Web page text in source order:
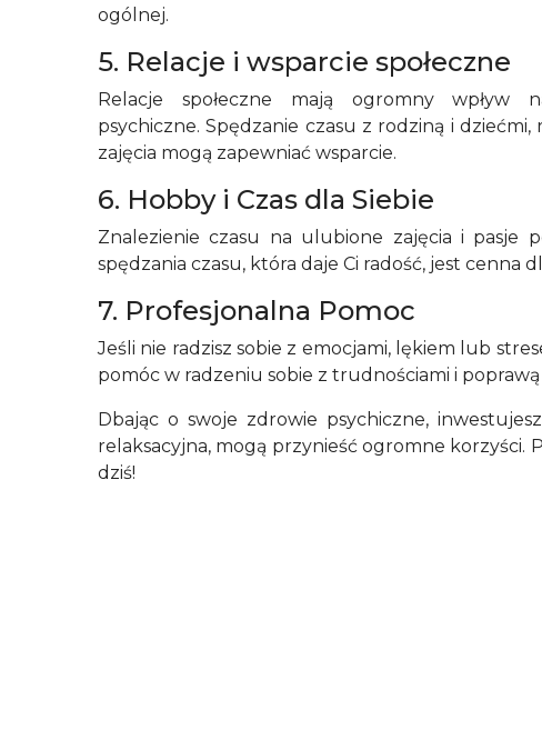
ogólnej.
5. Relacje i wsparcie społeczne
Relacje społeczne mają ogromny wpływ
psychiczne. Spędzanie czasu z rodziną i
zajęcia mogą zapewniać wsparcie.
6. Hobby i Czas dla Siebie
Znalezienie czasu na ulubione zajęcia i pasje
spędzania czasu, która daje Ci radość, jest cenna
7. Profesjonalna Pomoc
Jeśli nie radzisz sobie z emocjami, lękiem lub
pomóc w radzeniu sobie z trudnościami i
Dbając o swoje zdrowie psychiczne,
relaksacyjna, mogą przynieść ogromne korzyści.
dziś!